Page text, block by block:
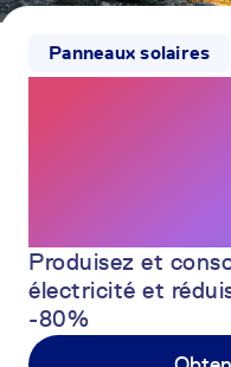
Panneaux solaires
Produisez et
électricité et
-80%